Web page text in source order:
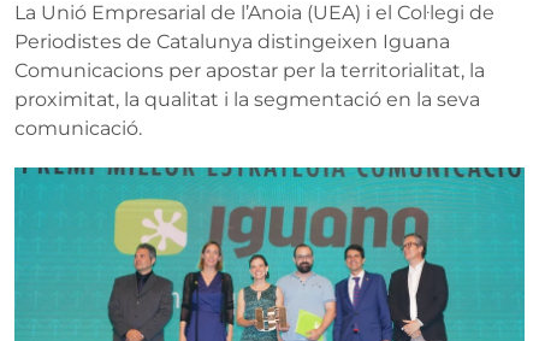
La Unió Empresarial de l’Anoia (UEA) i el Col·legi de
Periodistes de Catalunya distingeixen Iguana
Comunicacions per apostar per la territorialitat, la
proximitat, la qualitat i la segmentació en la seva
comunicació.